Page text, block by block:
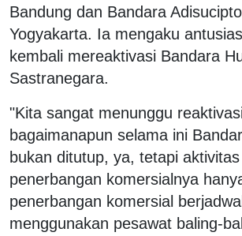
Bandung dan Bandara
Yogyakarta. Ia mengaku
kembali mereaktivasi Bandara
Sastranegara.
"Kita sangat menunggu
bagaimanapun selama ini
bukan ditutup, ya, tetapi
penerbangan komersialnya
penerbangan komersial berjadwal
menggunakan pesawat baling-